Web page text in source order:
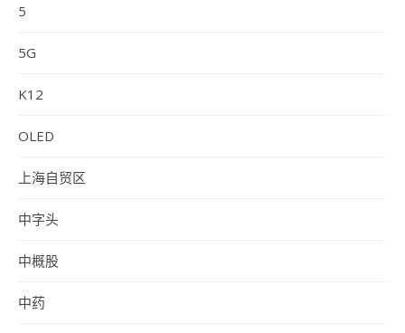
5
5G
K12
OLED
上海自贸区
中字头
中概股
中药